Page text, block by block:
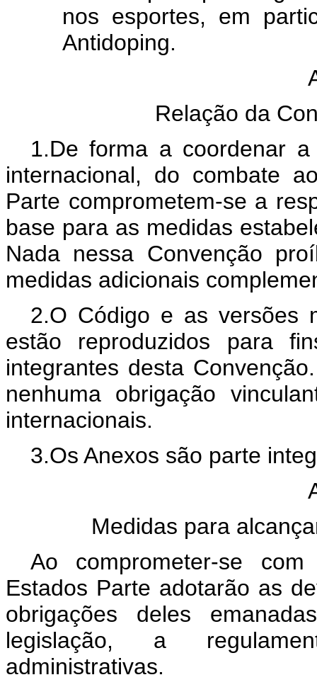
nos esportes, em
Antidoping.
Relação da
1.De forma a coordenar
internacional, do combate
Parte comprometem-se a
base para as medidas
Nada nessa Convenção
medidas adicionais
2.O Código e as versões
estão reproduzidos para
integrantes desta
nenhuma obrigação
internacionais.
3.Os Anexos são parte
Medidas para
Ao comprometer-se
Estados Parte adotarão as
obrigações deles
legislação, a
administrativas.